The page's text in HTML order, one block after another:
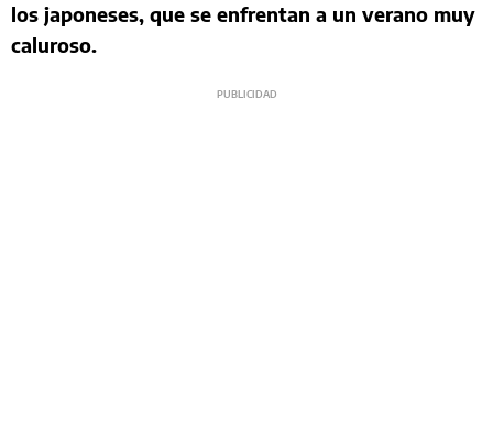
los japoneses, que se enfrentan a un verano muy
caluroso.